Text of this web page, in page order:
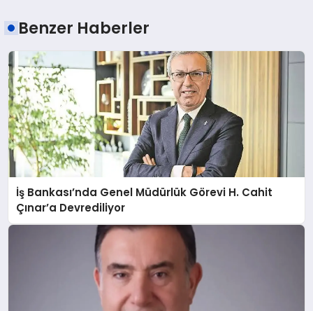
Benzer Haberler
İş Bankası’nda Genel Müdürlük Görevi H. Cahit
Çınar’a Devrediliyor